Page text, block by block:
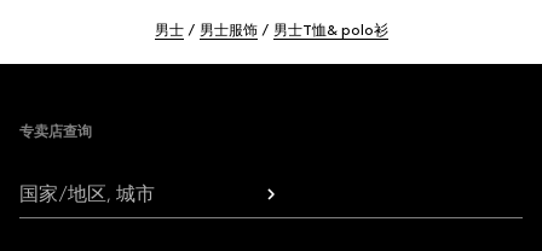
男士 男士服饰 男士T恤& polo衫
专卖店查询
国家/地区, 城市